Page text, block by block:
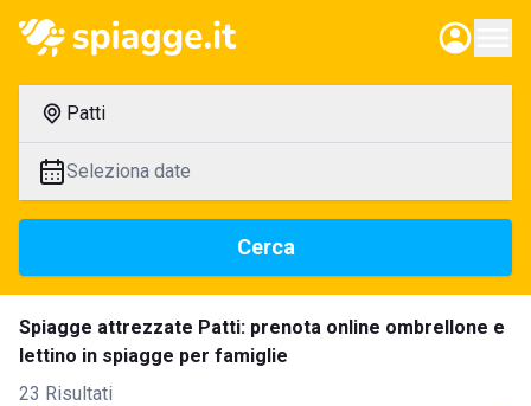
Patti
Seleziona date
Cerca
Spiagge attrezzate Patti: prenota online ombrellone e
lettino in spiagge per famiglie
23 Risultati